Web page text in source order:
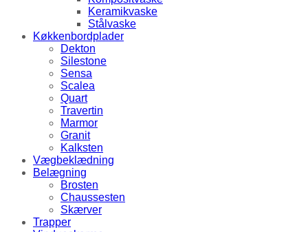
Keramikvaske
Stålvaske
Køkkenbordplader
Dekton
Silestone
Sensa
Scalea
Quart
Travertin
Marmor
Granit
Kalksten
Vægbeklædning
Belægning
Brosten
Chaussesten
Skærver
Trapper